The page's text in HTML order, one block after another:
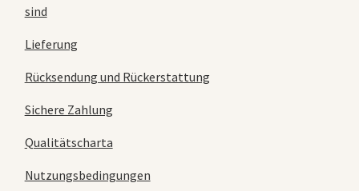
sind
Lieferung
Rücksendung und Rückerstattung
Sichere Zahlung
Qualitätscharta
Nutzungsbedingungen